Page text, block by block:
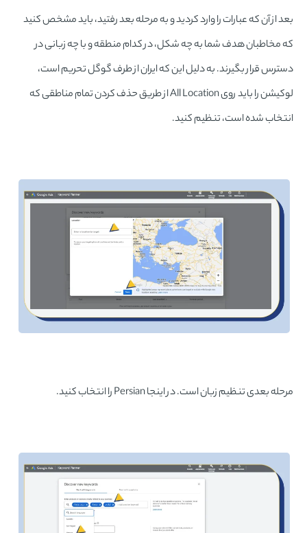
بعد از آن که عبارات را وارد کردید و به مرحله بعد رفتید، باید مشخص کنید
که مخاطبان هدف شما به چه شکل، در کدام منطقه و با چه زبانی در
دسترس قرار بگیرند. به دلیل این که ایران از طرف گوگل تحریم است،
لوکیشن را باید روی All Location از طریق حذف کردن تمام مناطقی که
انتخاب شده است، تنظیم کنید.
مرحله بعدی تنظیم زبان است. در اینجا Persian را انتخاب کنید.